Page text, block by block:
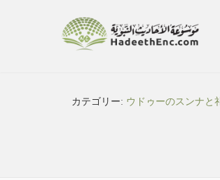
カテゴリー: ウドゥーのスンナと